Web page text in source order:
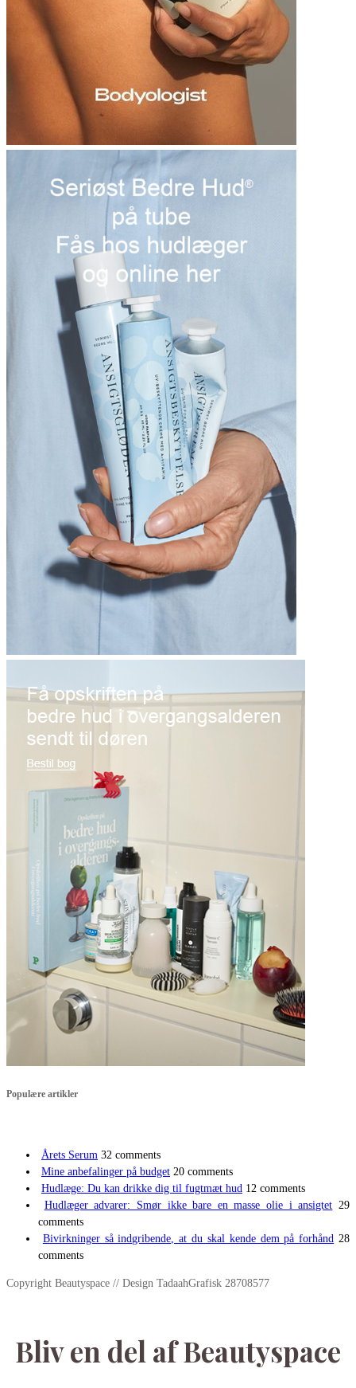
Populære artikler
Årets Serum 32 comments
Mine anbefalinger på budget 20 comments
Hudlæge: Du kan drikke dig til fugtmæt hud 12 comments
Hudlæger advarer: Smør ikke bare en masse olie i ansigtet 29
comments
Bivirkninger så indgribende, at du skal kende dem på forhånd 28
comments
Copyright Beautyspace // Design TadaahGrafisk 28708577
Bliv en del af Beautyspace